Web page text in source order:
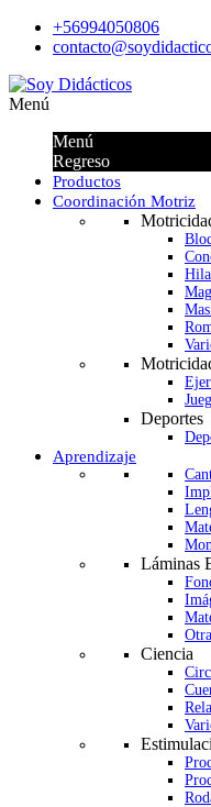
+56994050806
Menú
Menú
Regreso
Productos
Coordinación Motriz
Deportes
Aprendizaje
Láminas
Ciencia